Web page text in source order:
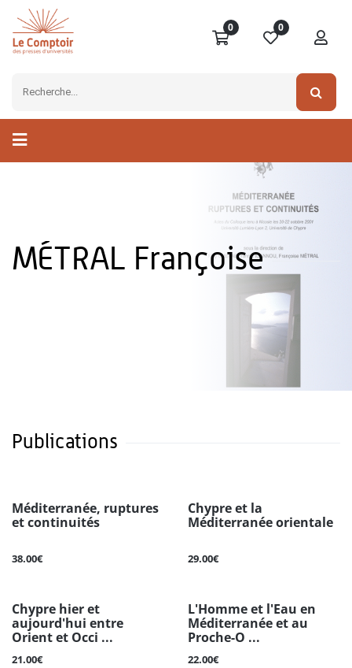
0 0
MÉTRAL Françoise
Publications
Méditerranée, ruptures
et continuités
38.00€
Chypre et la
Méditerranée orientale
29.00€
Chypre hier et
aujourd'hui entre
Orient et Occi ...
21.00€
L'Homme et l'Eau en
Méditerranée et au
Proche-O ...
22.00€